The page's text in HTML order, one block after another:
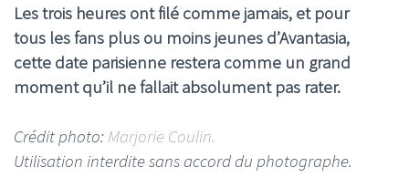
Les trois heures ont filé comme jamais, et pour
tous les fans plus ou moins jeunes d’Avantasia,
cette date parisienne restera comme un grand
moment qu’il ne fallait absolument pas rater.
Crédit photo: Marjorie Coulin.
Utilisation interdite sans accord du photographe.